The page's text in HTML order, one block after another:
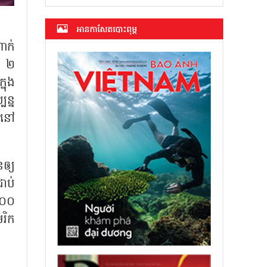
ក់
២
ង
ន
ៅ
យ
ប់
០
ក
អាន​កាសែត​បោះពុម្ភ